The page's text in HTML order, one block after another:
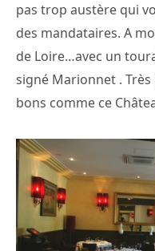
pas trop austère qui
des mandataires. A
de Loire…avec un
signé Marionnet .
bons comme ce